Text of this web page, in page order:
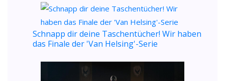
Schnapp dir deine Taschentücher! Wir haben
das Finale der 'Van Helsing'-Serie